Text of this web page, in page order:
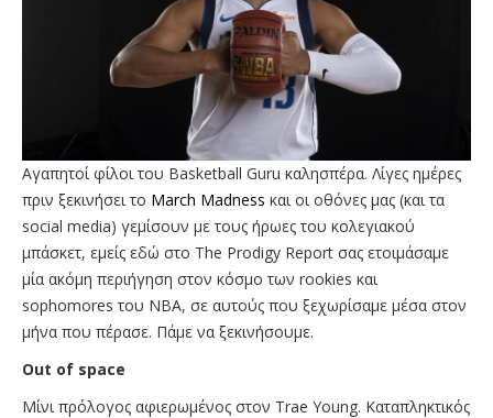
Αγαπητοί φίλοι του Basketball Guru καλησπέρα. Λίγες ημέρες
πριν ξεκινήσει το Μarch Madness και οι οθόνες μας (και τα
social media) γεμίσουν με τους ήρωες του κολεγιακού
μπάσκετ, εμείς εδώ στο The Prodigy Report σας ετοιμάσαμε
μία ακόμη περιήγηση στον κόσμο των rookies και
sophomores του ΝΒΑ, σε αυτούς που ξεχωρίσαμε μέσα στον
μήνα που πέρασε. Πάμε να ξεκινήσουμε.
Out of space
Μίνι πρόλογος αφιερωμένος στον Trae Young. Καταπληκτικός